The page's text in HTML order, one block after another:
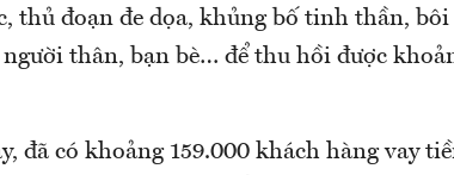
thủ đoạn đe dọa, khủng bố tinh thần,
người thân, bạn bè… để thu hồi được
đã có khoảng 159.000 khách hàng vay